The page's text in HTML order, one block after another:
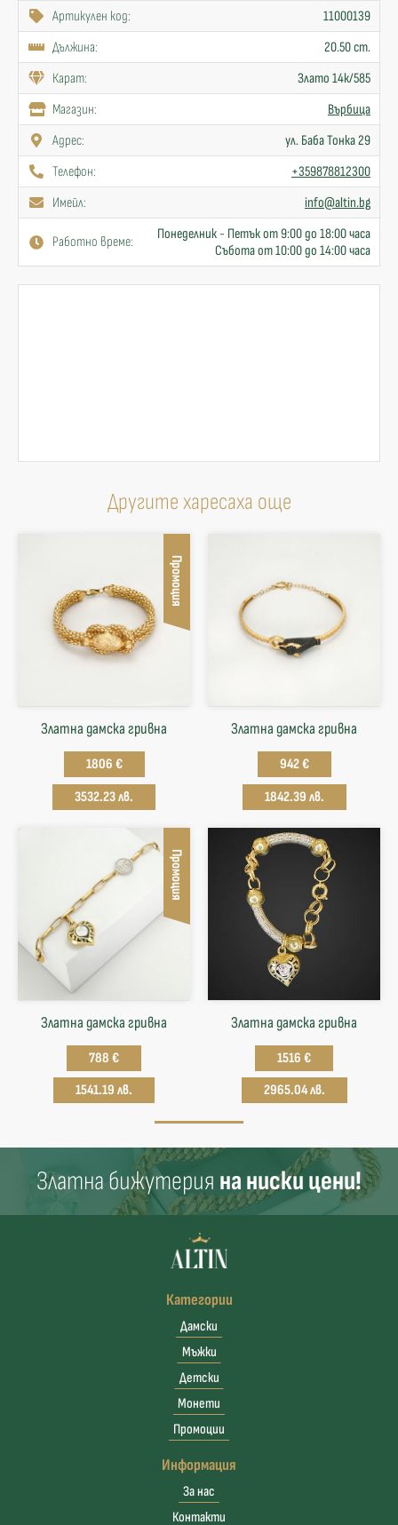
Артикулен код:
11000139
Дължина:
20.50 cm.
Карат:
Злато 14к/585
Mагазин:
Върбица
Адрес:
ул. Баба Тонка 29
Телефон:
+359878812300
Имейл:
info@altin.bg
Работно време:
Понеделник - Петък от 9:00 до 18:00 часа
Събота от 10:00 до 14:00 часа
Другите харесаха още
Промоция
Златна дамска гривна
1806 €
3532.23 лв.
Златна дамска гривна
942 €
1842.39 лв.
Промоция
Златна дамска гривна
788 €
1541.19 лв.
Златна дамска гривна
1516 €
2965.04 лв.
Златна бижутерия на ниски цени!
Категории
Дамски
Мъжки
Детски
Монети
Промоции
Информация
За нас
Контакти